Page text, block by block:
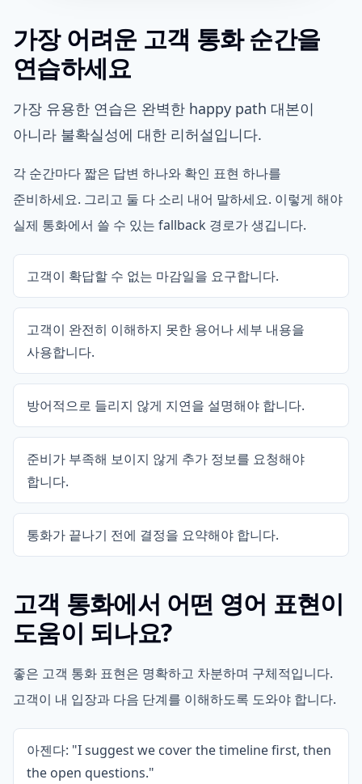
가장 어려운 고객 통화 순간을
연습하세요
가장 유용한 연습은 완벽한 happy path 대본이
아니라 불확실성에 대한 리허설입니다.
각 순간마다 짧은 답변 하나와 확인 표현 하나를
준비하세요. 그리고 둘 다 소리 내어 말하세요. 이렇게 해야
실제 통화에서 쓸 수 있는 fallback 경로가 생깁니다.
고객이 확답할 수 없는 마감일을 요구합니다.
고객이 완전히 이해하지 못한 용어나 세부 내용을
사용합니다.
방어적으로 들리지 않게 지연을 설명해야 합니다.
준비가 부족해 보이지 않게 추가 정보를 요청해야
합니다.
통화가 끝나기 전에 결정을 요약해야 합니다.
고객 통화에서 어떤 영어 표현이
도움이 되나요?
좋은 고객 통화 표현은 명확하고 차분하며 구체적입니다.
고객이 내 입장과 다음 단계를 이해하도록 도와야 합니다.
아젠다: "I suggest we cover the timeline first, then
the open questions."